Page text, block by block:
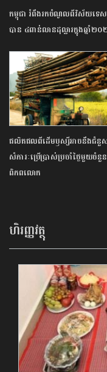
កម្ពុជា ​រំពឹង​រកចំណូល​ពី​វិ​ស័យ​ទេ
បាន ​​​៤​ពាន់​លាន​ដុល្លារ​ក្នុង​ឆ្នាំ​២​
ផលិតផលពីដើមឫស្សីអាចនឹងជំនួ
សំភារៈប្រើប្រាស់ប្រចាំថ្ងៃមួយចំ
ពិភពលោក
ហិរញ្ញវត្ថុ